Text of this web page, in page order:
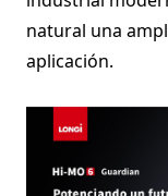
natural una
aplicación.